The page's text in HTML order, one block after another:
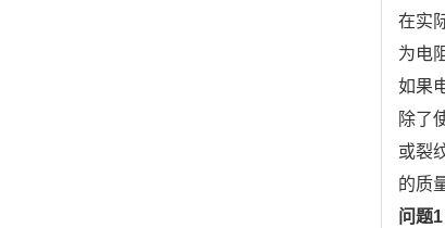
在实
为电
如果
除了
或裂
的质
问题